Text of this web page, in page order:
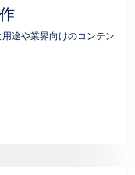
途や業界向けのコンテン